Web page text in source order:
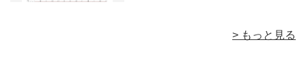
> もっと見る